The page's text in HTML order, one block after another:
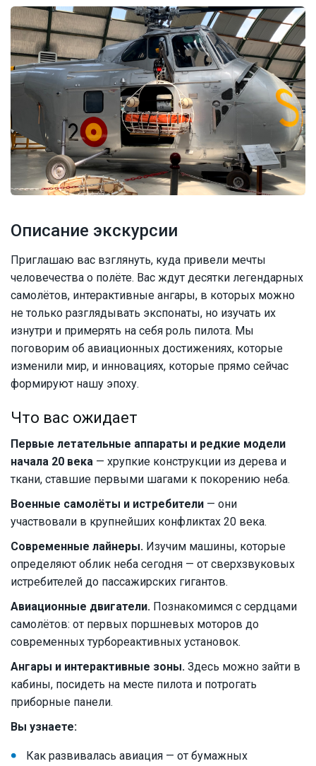
Описание экскурсии
Приглашаю вас взглянуть, куда привели мечты
человечества о полёте. Вас ждут десятки легендарных
самолётов, интерактивные ангары, в которых можно
не только разглядывать экспонаты, но изучать их
изнутри и примерять на себя роль пилота. Мы
поговорим об авиационных достижениях, которые
изменили мир, и инновациях, которые прямо сейчас
формируют нашу эпоху.
Что вас ожидает
Первые летательные аппараты и редкие модели
начала 20 века — хрупкие конструкции из дерева и
ткани, ставшие первыми шагами к покорению неба.
Военные самолёты и истребители — они
участвовали в крупнейших конфликтах 20 века.
Современные лайнеры. Изучим машины, которые
определяют облик неба сегодня — от сверхзвуковых
истребителей до пассажирских гигантов.
Авиационные двигатели. Познакомимся с сердцами
самолётов: от первых поршневых моторов до
современных турбореактивных установок.
Ангары и интерактивные зоны. Здесь можно зайти в
кабины, посидеть на месте пилота и потрогать
приборные панели.
Вы узнаете:
Как развивалась авиация — от бумажных